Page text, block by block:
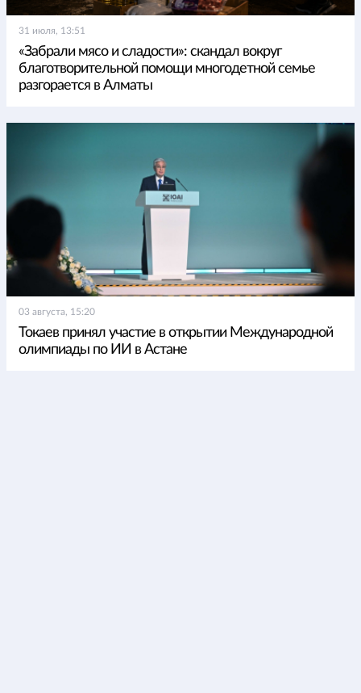
31 июля, 13:51
«Забрали мясо и сладости»: скандал вокруг
благотворительной помощи многодетной семье
разгорается в Алматы
03 августа, 15:20
Токаев принял участие в открытии Международной
олимпиады по ИИ в Астане